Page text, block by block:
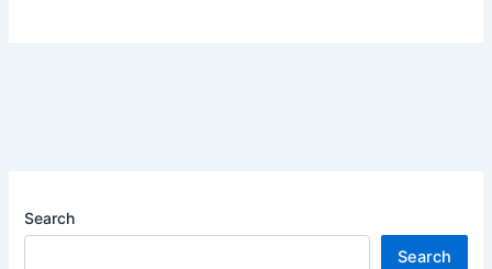
Search
Search